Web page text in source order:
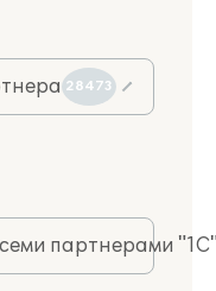
28473
партнерами